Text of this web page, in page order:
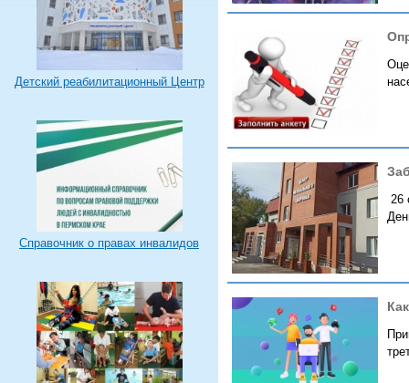
Детский реабилитационный Центр
Справочник о правах инвалидов
26